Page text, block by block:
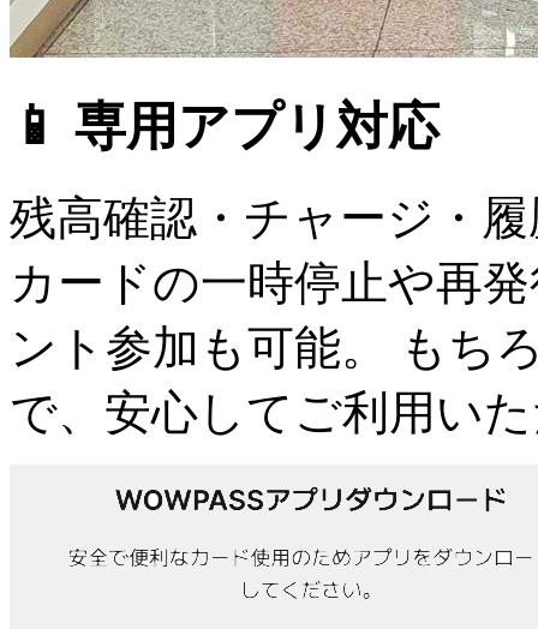
📱 専用アプリ対応
残高確認・チャージ・
カードの一時停止や再
ント参加も可能。 もち
で、安心してご利用い